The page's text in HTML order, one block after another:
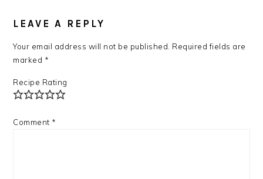
INTERACTIONS
LEAVE A REPLY
Your email address will not be published. Required fields are
marked *
Recipe Rating
Comment *